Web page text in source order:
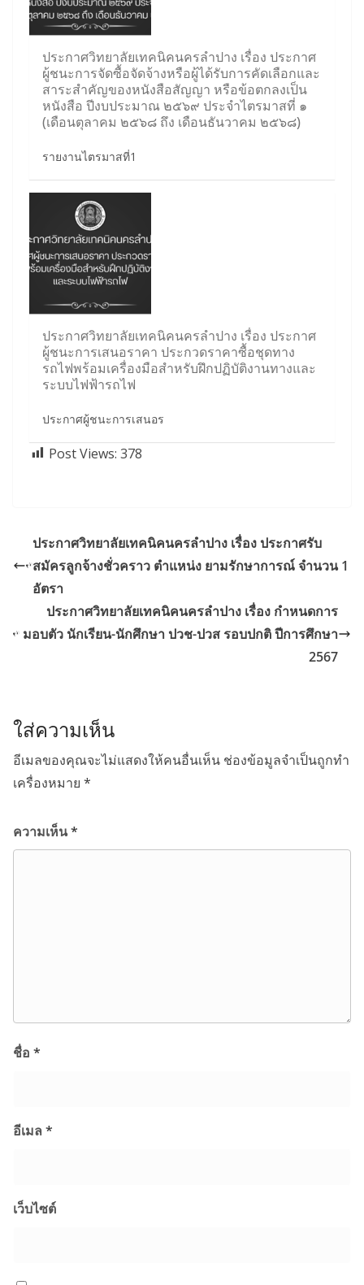
ประกาศวิทยาลัยเทคนิคนครลำปาง เรื่อง ประกาศ
ผู้ชนะการจัดซื้อจัดจ้างหรือผู้ได้รับการคัดเลือกและ
สาระสำคัญของหนังสือสัญญา หรือข้อตกลงเป็น
หนังสือ ปีงบประมาณ ๒๕๖๙ ประจำไตรมาสที่ ๑
(เดือนตุลาคม ๒๕๖๘ ถึง เดือนธันวาคม ๒๕๖๘)
รายงานไตรมาสที่1
ประกาศวิทยาลัยเทคนิคนครลำปาง เรื่อง ประกาศ
ผู้ชนะการเสนอราคา ประกวดราคาซื้อชุดทาง
รถไฟพร้อมเครื่องมือสำหรับฝึกปฏิบัติงานทางและ
ระบบไฟฟ้ารถไฟ
ประกาศผู้ชนะการเสนอร
Post Views: 378
ประกาศวิทยาลัยเทคนิคนครลำปาง เรื่อง ประกาศรับ
สมัครลูกจ้างชั่วคราว ตำแหน่ง ยามรักษาการณ์ จำนวน 1
อัตรา
ประกาศวิทยาลัยเทคนิคนครลำปาง เรื่อง กำหนดการ
มอบตัว นักเรียน-นักศึกษา ปวช-ปวส รอบปกติ ปีการศึกษา
2567
ใส่ความเห็น
อีเมลของคุณจะไม่แสดงให้คนอื่นเห็น ช่องข้อมูลจำเป็นถูกทำ
เครื่องหมาย *
ความเห็น*
ชื่อ *
อีเมล *
เว็บไซต์